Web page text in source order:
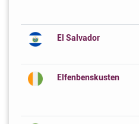
El Salvador
Elfenbenskusten